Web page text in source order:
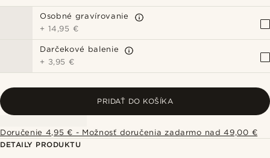
Osobné gravírovanie
+ 14,95 €
Darčekové balenie
+ 3,95 €
PRIDAŤ DO KOŠÍKA
Doručenie 4,95 € - Možnosť doručenia zadarmo nad 49,00 €
DETAILY PRODUKTU